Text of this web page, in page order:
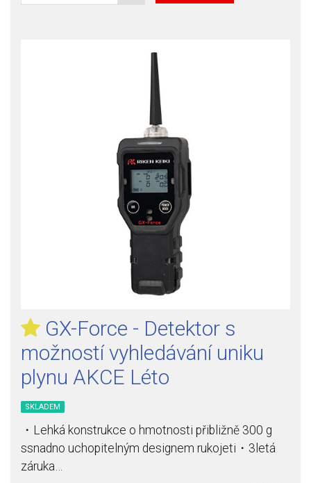
GX-Force - Detektor s
možností vyhledávání uniku
plynu AKCE Léto
SKLADEM
・Lehká konstrukce o hmotnosti přibližně 300 g
ssnadno uchopitelným designem rukojeti・3letá
záruka…